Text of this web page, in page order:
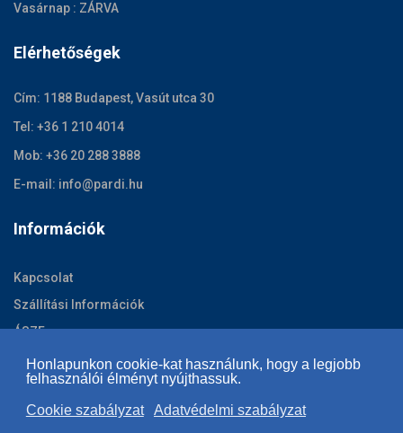
Honlapunkon cookie-kat használunk, hogy a legjobb
felhasználói élményt nyújthassuk.
Cookie szabályzat Adatvédelmi szabályzat
Vasárnap : ZÁRVA
Elérhetőségek
Cím: 1188 Budapest, Vasút utca 30
Tel: +36 1 210 4014
Mob: +36 20 288 3888
E-mail: info@pardi.hu
Információk
Kapcsolat
Szállítási Információk
ÁSZF
Adatvédelmi szabályzat
Cookie szabályzat